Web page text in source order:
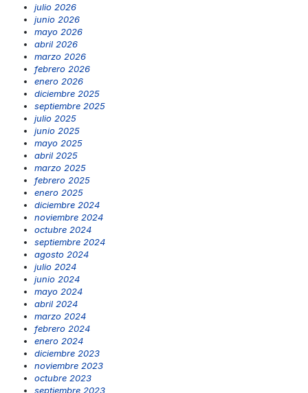
julio 2026
junio 2026
mayo 2026
abril 2026
marzo 2026
febrero 2026
enero 2026
diciembre 2025
septiembre 2025
julio 2025
junio 2025
mayo 2025
abril 2025
marzo 2025
febrero 2025
enero 2025
diciembre 2024
noviembre 2024
octubre 2024
septiembre 2024
agosto 2024
julio 2024
junio 2024
mayo 2024
abril 2024
marzo 2024
febrero 2024
enero 2024
diciembre 2023
noviembre 2023
octubre 2023
septiembre 2023